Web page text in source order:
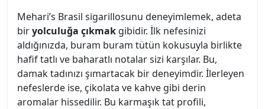
Mehari’s Brasil sigarillosunu deneyimlemek, adeta
biryolculuğa çıkmak gibidir. İlk nefesinizi
aldığınızda, buram buram tütün kokusuyla birlikte
hafif tatlı ve baharatlı notalar sizi karşılar. Bu,
damak tadınızı şımartacak bir deneyimdir. İlerleyen
nefeslerde ise, çikolata ve kahve gibi derin
aromalar hissedilir. Bu karmaşık tat profili,